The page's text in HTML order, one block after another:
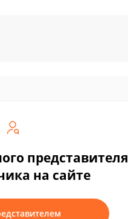
представителя
на сайте